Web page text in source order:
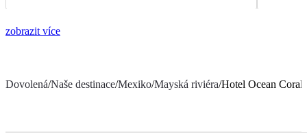
zobrazit více
Dovolená/Naše destinace/Mexiko/Mayská riviéra/Hotel Ocean Coral